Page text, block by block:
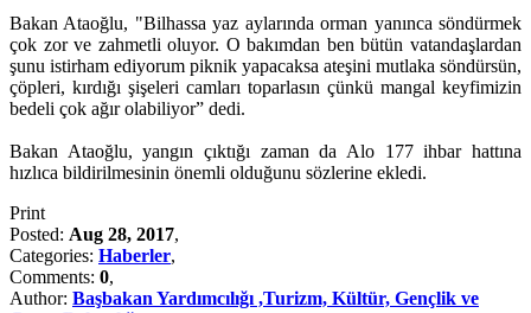
Bakan Ataoğlu, "Bilhassa yaz aylarında orman yanınca söndürmek
çok zor ve zahmetli oluyor. O bakımdan ben bütün vatandaşlardan
şunu istirham ediyorum piknik yapacaksa ateşini mutlaka söndürsün,
çöpleri, kırdığı şişeleri camları toparlasın çünkü mangal keyfimizin
bedeli çok ağır olabiliyor” dedi.
Bakan Ataoğlu, yangın çıktığı zaman da Alo 177 ihbar hattına
hızlıca bildirilmesinin önemli olduğunu sözlerine ekledi.
Print
Posted: Aug 28, 2017,
Categories: Haberler,
Comments: 0,
Author: Başbakan Yardımcılığı ,Turizm, Kültür, Gençlik ve